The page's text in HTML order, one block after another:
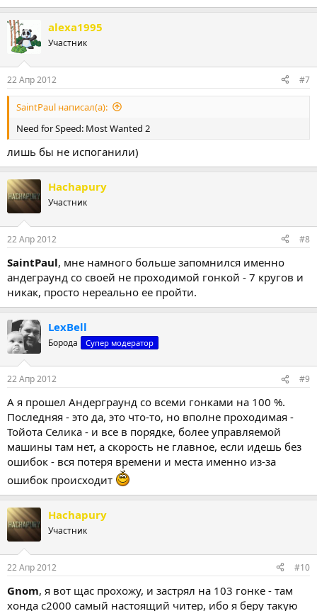
alexa1995
Участник
22 Апр 2012 #7
SaintPaul написал(а):
Need for Speed: Most Wanted 2
лишь бы не испоганили)
Hachapury
Участник
22 Апр 2012 #8
SaintPaul, мне намного больше запомнился именно
андеграунд со своей не проходимой гонкой - 7 кругов и
никак, просто нереально ее пройти.
LexBell
Борода Супер модератор
22 Апр 2012 #9
А я прошел Андерграунд со всеми гонками на 100 %.
Последняя - это да, это что-то, но вполне проходимая -
Тойота Селика - и все в порядке, более управляемой
машины там нет, а скорость не главное, если идешь без
ошибок - вся потеря времени и места именно из-за
ошибок происходит
Hachapury
Участник
22 Апр 2012 #10
Gnom, я вот щас прохожу, и застрял на 103 гонке - там
хонда с2000 самый настоящий читер, ибо я беру такую